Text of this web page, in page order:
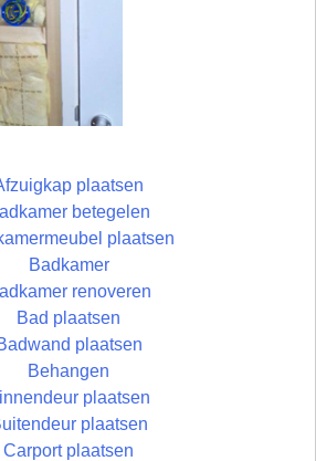
plaatsen
betegelen
plaatsen
Badkamer
renoveren
Bad plaatsen
plaatsen
Behangen
plaatsen
plaatsen
Carport plaatsen